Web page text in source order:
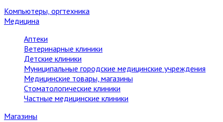
Компьютеры, оргтехника
Медицина
Аптеки
Ветеринарные клиники
Детские клиники
Муниципальные городские медицинские учреждения
Медицинские товары, магазины
Стоматологические клиники
Частные медицинские клиники
Магазины